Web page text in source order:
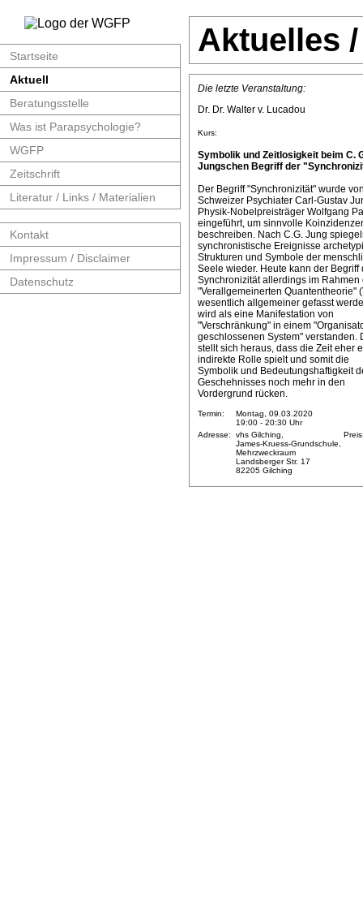
Startseite
Aktuell
Beratungsstelle
Was ist Parapsychologie?
WGFP
Zeitschrift
Literatur / Links / Materialien
Kontakt
Impressum / Disclaimer
Datenschutz
Aktuelles
Die letzte Veranstaltung:
Dr. Dr. Walter v. Lucadou
Kurs:
Symbolik und Zeitlosigkeit beim C.
Jungschen Begriff der
Der Begriff "Synchronizität" wurde
Schweizer Psychiater Carl-Gustav
Physik-Nobelpreisträger Wolfgang
eingeführt, um sinnvolle
beschreiben. Nach C.G. Jung
synchronistische Ereignisse
Strukturen und Symbole der
Seele wieder. Heute kann der Begriff
Synchronizität allerdings im Rahmen
"Verallgemeinerten Quantentheorie"
wesentlich allgemeiner gefasst
wird als eine Manifestation von
"Verschränkung" in einem
geschlossenen System" verstanden.
stellt sich heraus, dass die Zeit eher
indirekte Rolle spielt und somit die
Symbolik und Bedeutungshaftigkeit
Geschehnisses noch mehr in den
Vordergrund rücken.
Termin:
Montag, 09.03.2020
19:00 - 20:30 Uhr
Adresse:
vhs Gilching,
James-Kruess-Grundschule,
Mehrzweckraum
Landsberger Str. 17
82205 Gilching